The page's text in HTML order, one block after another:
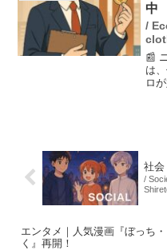
中
/
📰
は
ロ
社会
/
エンタメ｜人気漫画『ぼっち
く』再開！